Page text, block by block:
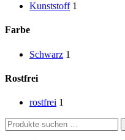
Kunststoff 1
Farbe
Schwarz 1
Rostfrei
rostfrei 1
Suchen
nach: